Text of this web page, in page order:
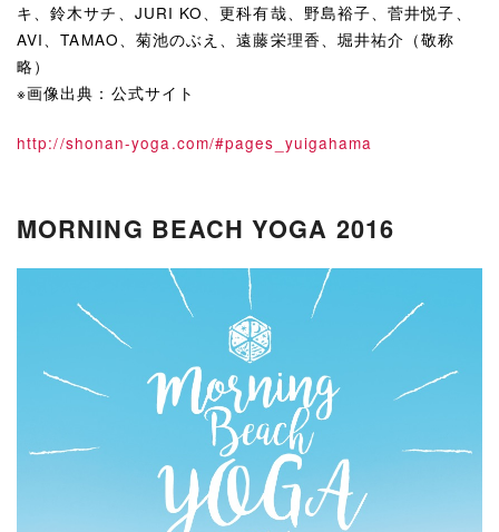
キ、鈴木サチ、JURI KO、更科有哉、野島裕子、菅井悦子、
AVI、TAMAO、菊池のぶえ、遠藤栄理香、堀井祐介（敬称
略）
※画像出典：公式サイト
http://shonan-yoga.com/#pages_yuigahama
MORNING BEACH YOGA 2016